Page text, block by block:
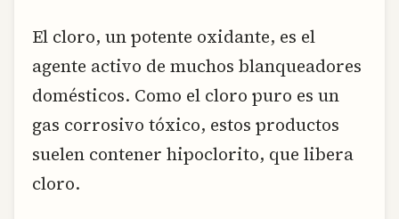
El cloro, un potente oxidante, es el
agente activo de muchos blanqueadores
domésticos. Como el cloro puro es un
gas corrosivo tóxico, estos productos
suelen contener hipoclorito, que libera
cloro.